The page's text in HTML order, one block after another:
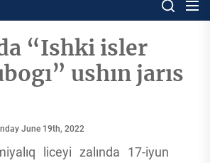
Respublikası
basqarması
“Ishki isler
ushın jarıs
June 19th, 2022
liceyi zalında 17-iyun